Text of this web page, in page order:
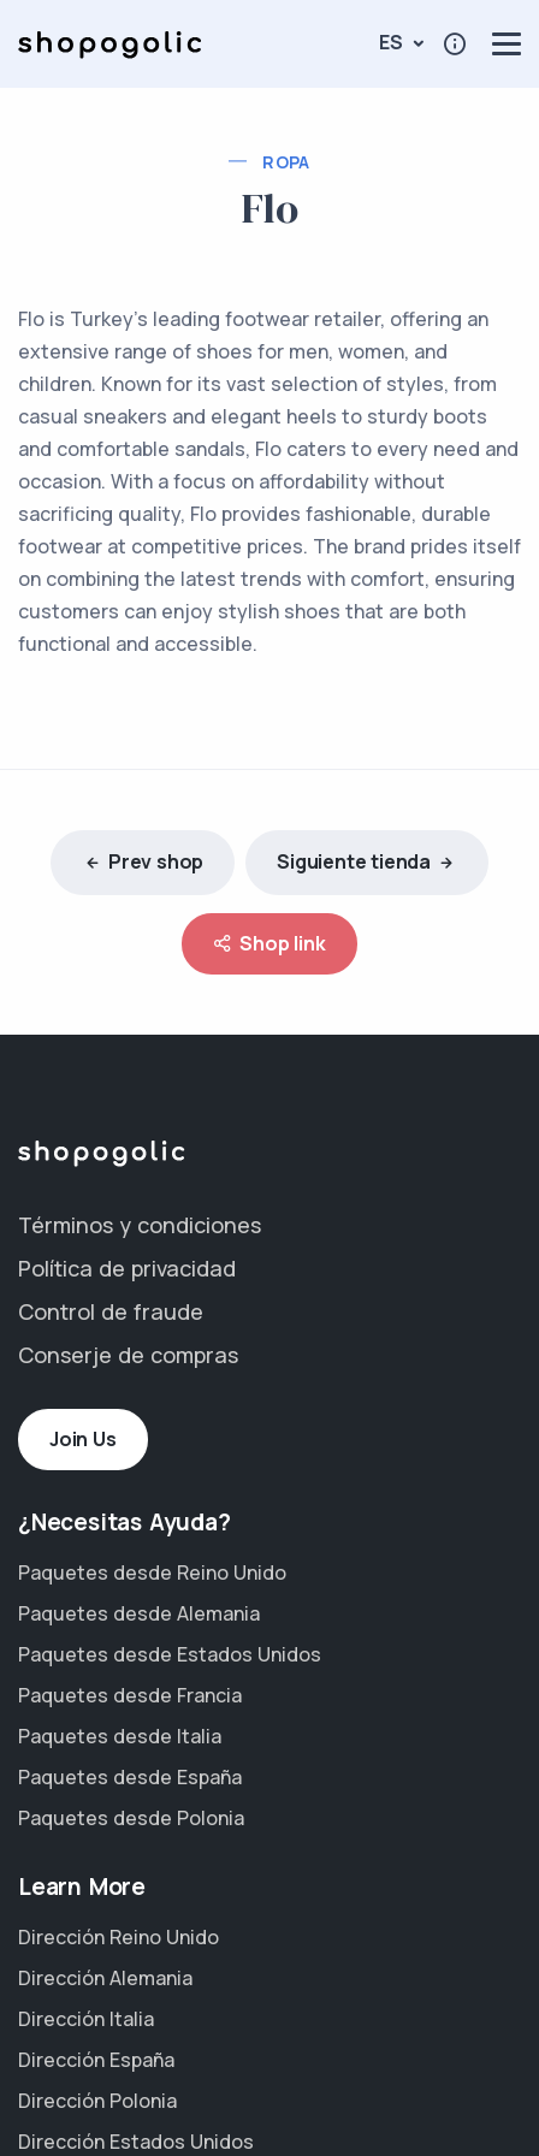
ES
ROPA
Flo
Flo is Turkey's leading footwear retailer, offering an
extensive range of shoes for men, women, and
children. Known for its vast selection of styles, from
casual sneakers and elegant heels to sturdy boots
and comfortable sandals, Flo caters to every need and
occasion. With a focus on affordability without
sacrificing quality, Flo provides fashionable, durable
footwear at competitive prices. The brand prides itself
on combining the latest trends with comfort, ensuring
customers can enjoy stylish shoes that are both
functional and accessible.
Prev shop Siguiente tienda
Shop link
Términos y condiciones
Política de privacidad
Control de fraude
Conserje de compras
Join Us
¿Necesitas Ayuda?
Paquetes desde Reino Unido
Paquetes desde Alemania
Paquetes desde Estados Unidos
Paquetes desde Francia
Paquetes desde Italia
Paquetes desde España
Paquetes desde Polonia
Learn More
Dirección Reino Unido
Dirección Alemania
Dirección Italia
Dirección España
Dirección Polonia
Dirección Estados Unidos